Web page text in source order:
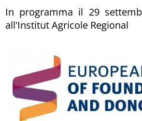
In programma il 29
all'Institut Agricole Regional